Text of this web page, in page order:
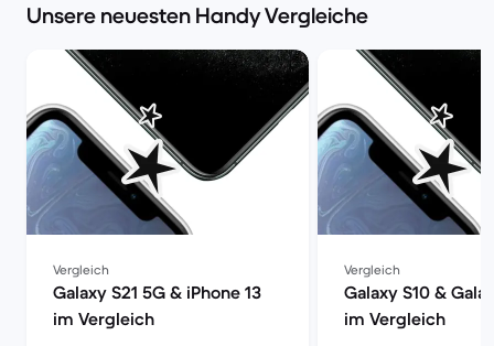
Unsere neuesten Handy Vergleiche
Vergleich
Galaxy S21 5G & iPhone 13
im Vergleich
Vergleich
Galaxy S10 &
im Vergleich